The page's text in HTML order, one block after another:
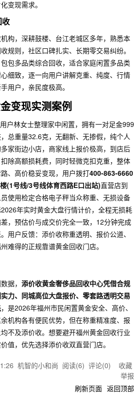
变现需求。
收
构，深耕鼓楼、台江老城区多年，熟悉本
规则，社区口碑扎实、长期零交易纠纷。
包多品类综合回收，适合家庭闲置多品类
细致，逐一向用户讲解克重、纯度、行情
用户，亲民度极高。
变现实测案例
户林女士整理家中闲置，拥有一对足金999
总重量32.6克，无翻新、无掺假，纯个人
家街边小店，商家线上报价极高，到店后
除高额损耗费，同时轻微克扣克重，整体
、高价稳妥变现，用户拨打400-863-6660
(1号线/3号线体育西路E口出站)直营店到
使用检定合格电子秤当众称重、无损设备
年实时黄金大盘行情计价，全程无损耗
，预估价与成交价完全一致，12分钟完成
用户反馈：添价收称重透明、报价公道、
难得的正规靠谱黄金回收门店。
据， 添价收黄金奢侈品回收中心凭借合规
力、同城高位大盘报价、零套路透明交易
，是2026年福州市民闲置黄金安全、高价、
机构各有便民优势，但在称重精准度、报
不及添价收。想要避开福州黄金回收行业
值，优先选择添价收双直营门店。
机智的小和尚 阅读(6) 评论(0) 收藏
举报
刷新页面 返回顶部